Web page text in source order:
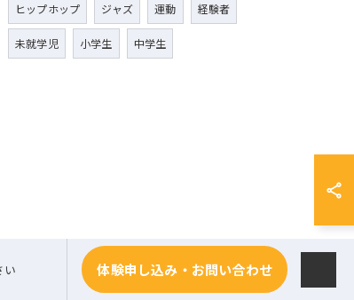
ヒップホップ ジャズ 運動 経験者
未就学児 小学生 中学生
い 体験申し込み・お問い合わせ